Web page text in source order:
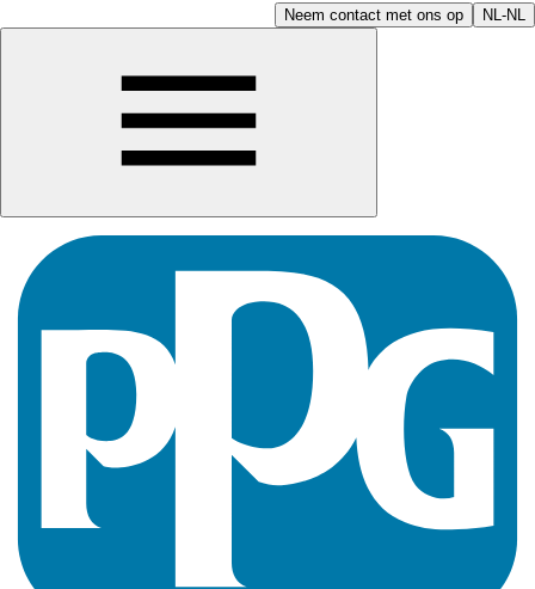
Neem contact met ons op NL-NL